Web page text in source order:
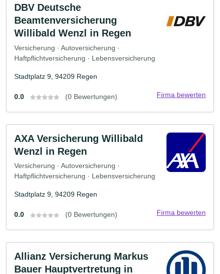
DBV Deutsche
Beamtenversicherung
Willibald Wenzl in Regen
Versicherung · Autoversicherung ·
Haftpflichtversicherung · Lebensversicherung
Stadtplatz 9, 94209 Regen
0.0 (0 Bewertungen) Firma bewerten
AXA Versicherung Willibald
Wenzl in Regen
Versicherung · Autoversicherung ·
Haftpflichtversicherung · Lebensversicherung
Stadtplatz 9, 94209 Regen
0.0 (0 Bewertungen) Firma bewerten
Allianz Versicherung Markus
Bauer Hauptvertretung in